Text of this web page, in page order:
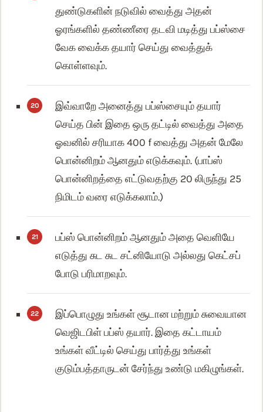
துண்டுகளின் நடுவில் வைத்து அதன்
ஓரங்களில் தண்ணீரை தடவி மடித்து பப்ஸ்சை
வேக வைக்க தயார் செய்து வைத்துக்
கொள்ளவும்.
இவ்வாறே அனைத்து பப்ஸ்சையும் தயார்
செய்த பின் இதை ஒரு தட்டில் வைத்து அதை
ஓவனில் சரியாக 400 f வைத்து அதன் மேலே
பொன்னிறம் ஆனதும் எடுக்கவும். (பாப்ஸ்
பொன்னிறத்தை எட்டுவதற்கு 20 லிருந்து 25
நிமிடம் வரை எடுக்கலாம்.)
பப்ஸ் பொன்னிறம் ஆனதும் அதை வெளியே
எடுத்து சுட சுட சட்னியோடு அல்லது கெட்சப்
போடு பரிமாறவும்.
இப்பொழுது உங்கள் சூடான மற்றும் சுவையான
வெஜிடபிள் பப்ஸ் தயார். இதை கட்டாயம்
உங்கள் வீட்டில் செய்து பார்த்து உங்கள்
குடும்பத்தாருடன் சேர்ந்து உண்டு மகிழுங்கள்.